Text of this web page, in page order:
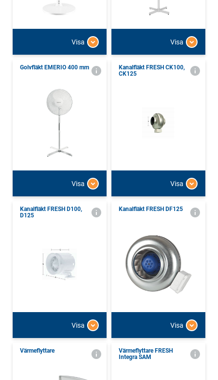
Visa Visa
Golvfläkt EMERIO 400 mm
Visa
Kanalfläkt FRESH CK100,
CK125
Visa
Kanalfläkt FRESH D100,
D125
Visa
Kanalfläkt FRESH DF125
Visa
Värmeflyttare
Värmeflyttare FRESH
Integra SAM